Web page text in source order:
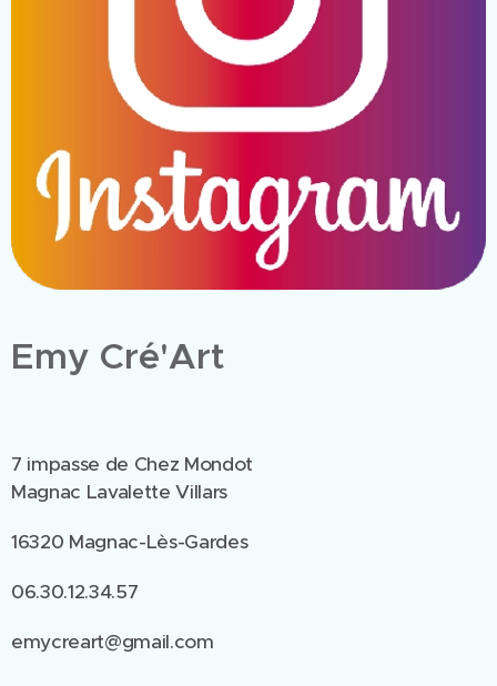
Emy Cré'Art
7 impasse de Chez Mondot
Magnac Lavalette Villars
16320 Magnac-Lès-Gardes
06.30.12.34.57
emycreart@gmail.com